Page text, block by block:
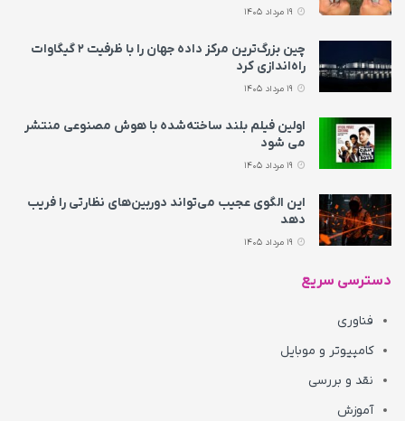
چین بزرگ‌ترین مرکز داده جهان را با ظرفیت ۲ گیگاوات
راه‌اندازی کرد
اولین فیلم بلند ساخته‌شده با هوش مصنوعی منتشر
می‌ شود
این الگوی عجیب می‌تواند دوربین‌های نظارتی را فریب
دهد
دسترسی سریع
فناوری
کامپیوتر و موبایل
نقد و بررسی
آموزش